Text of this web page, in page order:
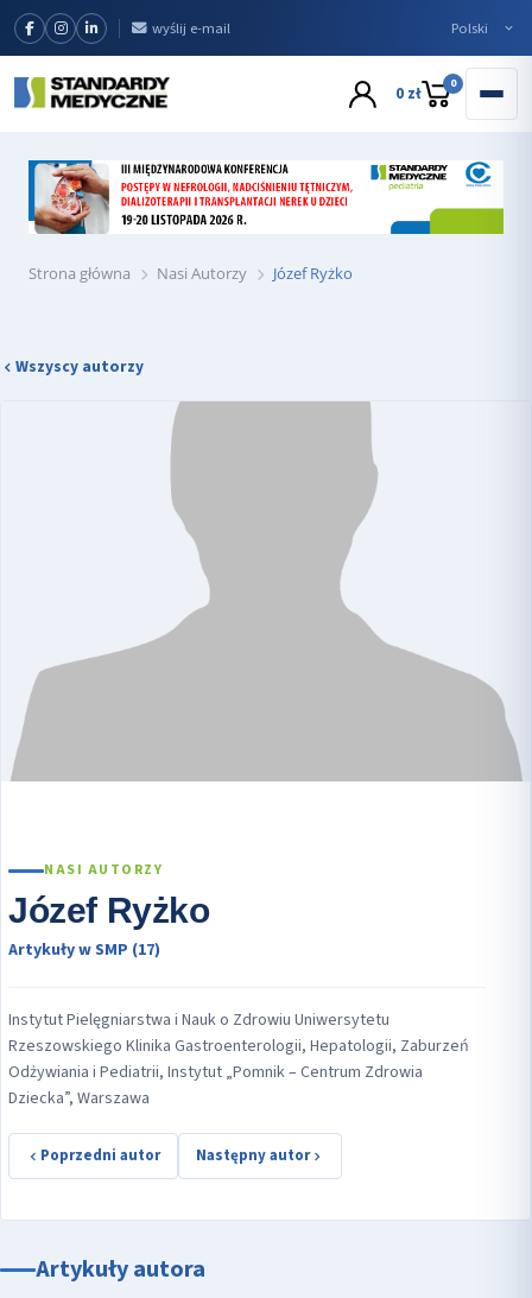
wyślij e-mail
0 zł 0
Strona główna Nasi Autorzy Józef Ryżko
Wszyscy autorzy
NASI AUTORZY
Józef Ryżko
Artykuły w SMP (17)
Instytut Pielęgniarstwa i Nauk o Zdrowiu Uniwersytetu
Rzeszowskiego Klinika Gastroenterologii, Hepatologii, Zaburzeń
Odżywiania i Pediatrii, Instytut „Pomnik – Centrum Zdrowia
Dziecka”, Warszawa
Poprzedni autor Następny autor
Artykuły autora